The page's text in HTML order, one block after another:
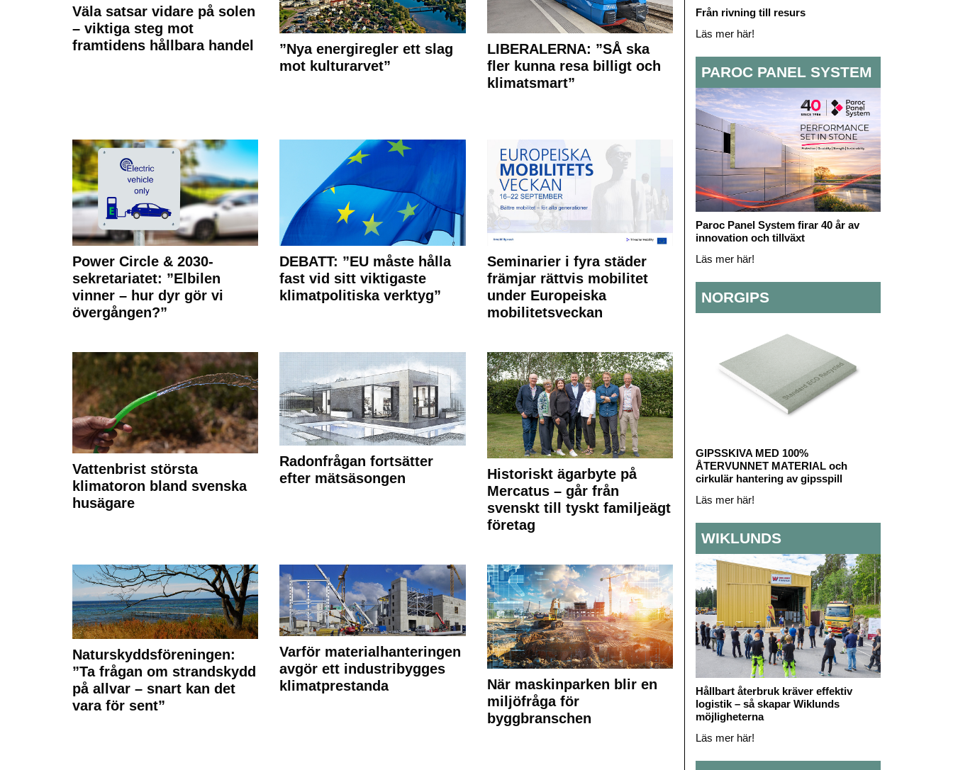
Väla satsar vidare på solen
– viktiga steg mot
framtidens hållbara handel
”Nya energiregler ett slag
mot kulturarvet”
LIBERALERNA: ”SÅ ska
fler kunna resa billigt och
klimatsmart”
Power Circle & 2030-
sekretariatet: ”Elbilen
vinner – hur dyr gör vi
övergången?”
DEBATT: ”EU måste hålla
fast vid sitt viktigaste
klimatpolitiska verktyg”
Seminarier i fyra städer
främjar rättvis mobilitet
under Europeiska
mobilitetsveckan
Vattenbrist största
klimatoron bland svenska
husägare
Radonfrågan fortsätter
efter mätsäsongen
Historiskt ägarbyte på
Mercatus – går från
svenskt till tyskt familjeägt
företag
Naturskyddsföreningen:
”Ta frågan om strandskydd
på allvar – snart kan det
vara för sent”
Varför materialhanteringen
avgör ett industribygges
klimatprestanda
När maskinparken blir en
miljöfråga för
byggbranschen
Från rivning till resurs
Läs mer här!
PAROC PANEL SYSTEM
Paroc Panel System firar 40 år av
innovation och tillväxt
Läs mer här!
NORGIPS
GIPSSKIVA MED 100%
ÅTERVUNNET MATERIAL och
cirkulär hantering av gipsspill
Läs mer här!
WIKLUNDS
Hållbart återbruk kräver effektiv
logistik – så skapar Wiklunds
möjligheterna
Läs mer här!